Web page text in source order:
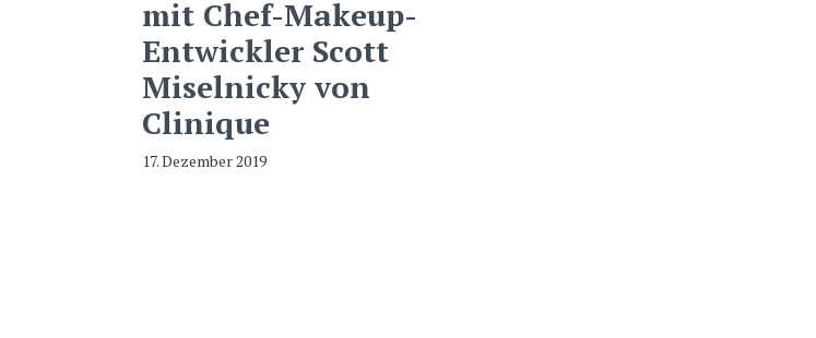
mit Chef-Makeup-
Entwickler Scott
Miselnicky von
Clinique
17. Dezember 2019